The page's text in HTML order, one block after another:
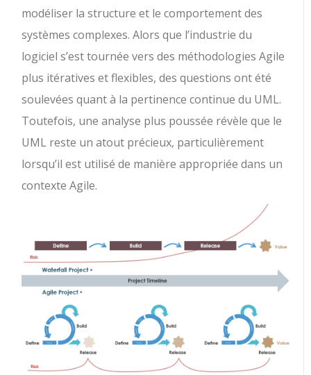
modéliser la structure et le comportement des
systèmes complexes. Alors que l’industrie du
logiciel s’est tournée vers des méthodologies Agile
plus itératives et flexibles, des questions ont été
soulevées quant à la pertinence continue du UML.
Toutefois, une analyse plus poussée révèle que le
UML reste un atout précieux, particulièrement
lorsqu’il est utilisé de manière appropriée dans un
contexte Agile.